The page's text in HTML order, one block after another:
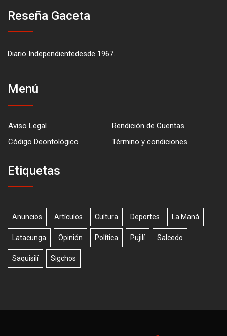
Reseña Gaceta
Diario Independientedesde 1967.
Menú
Aviso Legal
Rendición de Cuentas
Código Deontológico
Término y condiciones
Etiquetas
Anuncios Artículos Cultura Deportes La Maná
Latacunga Opinión Política Pujilí Salcedo
Saquisilí Sigchos